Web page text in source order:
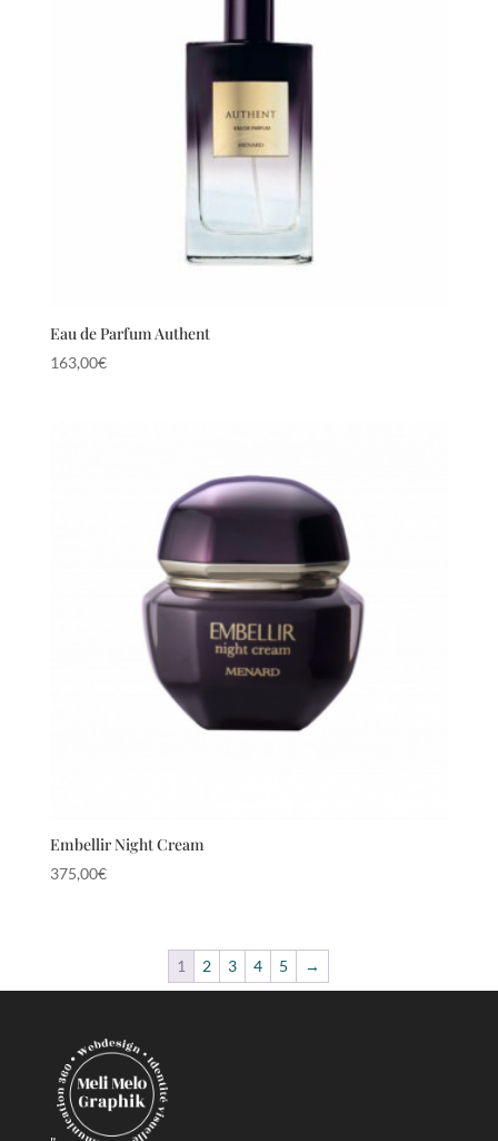
Eau de Parfum Authent
163,00€
Embellir Night Cream
375,00€
1 2 3 4 5 →